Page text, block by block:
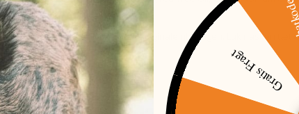
mod direkte sollys og kun i originalemballagen. Luk flasken tæt
Gratis Fragt
500